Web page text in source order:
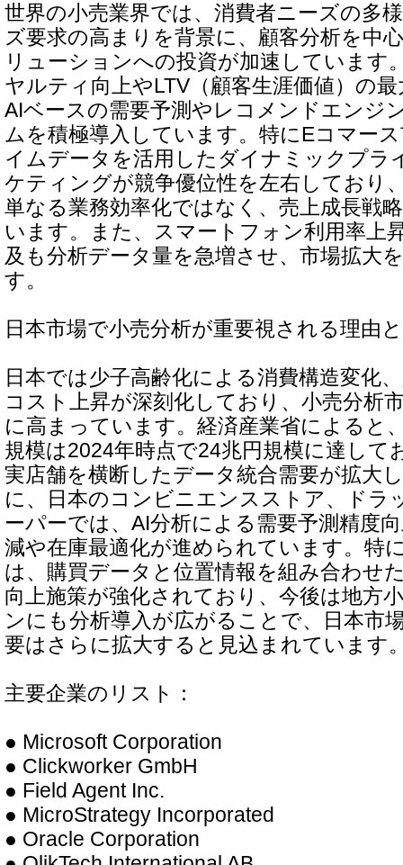
世界の小売業界では、消費者ニーズの多
ズ要求の高まりを背景に、顧客分析を中
リューションへの投資が加速しています
ヤルティ向上やLTV（顧客生涯価値）の
AIベースの需要予測やレコメンドエンジ
ムを積極導入しています。特にEコマー
イムデータを活用したダイナミックプラ
ケティングが競争優位性を左右しており
単なる業務効率化ではなく、売上成長戦
います。また、スマートフォン利用率上
及も分析データ量を急増させ、市場拡大
す。
日本市場で小売分析が重要視される理由
日本では少子高齢化による消費構造変化
コスト上昇が深刻化しており、小売分析
に高まっています。経済産業省によると
規模は2024年時点で24兆円規模に達して
実店舗を横断したデータ統合需要が拡大
に、日本のコンビニエンスストア、ドラ
ーパーでは、AI分析による需要予測精度
減や在庫最適化が進められています。特
は、購買データと位置情報を組み合わせ
向上施策が強化されており、今後は地方
ンにも分析導入が広がることで、日本市
要はさらに拡大すると見込まれています
主要企業のリスト：
● Microsoft Corporation
● Clickworker GmbH
● Field Agent Inc.
● MicroStrategy Incorporated
● Oracle Corporation